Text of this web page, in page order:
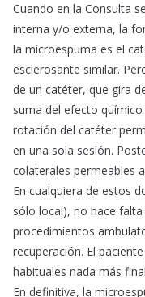
Cuando en la Consulta
interna y/o externa, la
la microespuma es el
esclerosante similar.
de un catéter, que gira
suma del efecto
rotación del catéter
en una sola sesión.
colaterales permeables
En cualquiera de estos
sólo local), no hace
procedimientos
recuperación. El
habituales nada más
En definitiva, la